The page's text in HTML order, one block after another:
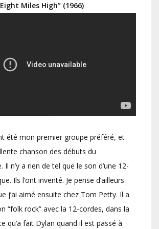
Miles High” (1966)
été mon premier groupe préféré, et
chanson des débuts du
Il n’y a rien de tel que le son d’une 12-
Ils l’ont inventé. Je pense d’ailleurs
j’ai aimé ensuite chez Tom Petty. Il a
“folk rock” avec la 12-cordes, dans la
qu’a fait Dylan quand il est passé à